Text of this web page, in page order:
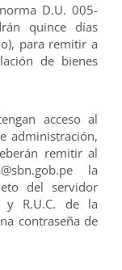
D.U. 005-
quince días
para remitir a
de bienes
acceso al
administración,
remitir al
la
del servidor
y R.U.C. de la
contraseña de